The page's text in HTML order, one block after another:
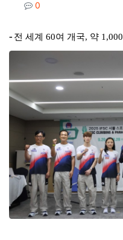
컨텐츠 정보
0
본문
- 전 세계 60여 개국, 약 1,000